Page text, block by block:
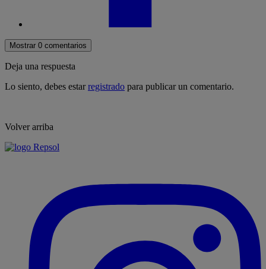
Mostrar 0 comentarios
Deja una respuesta
Lo siento, debes estarregistrado para publicar un comentario.
Volver arriba